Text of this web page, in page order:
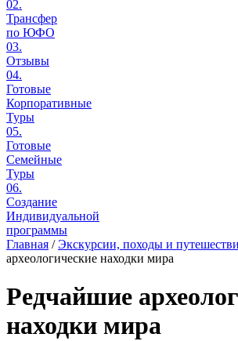
02.
Трансфер
по ЮФО
03.
Отзывы
04.
Готовые
Корпоративные
Туры
05.
Готовые
Семейные
Туры
06.
Создание
Индивидуальной
программы
Главная /Экскурсии, походы и
археологические находки мира
Редчайшие
находки мира